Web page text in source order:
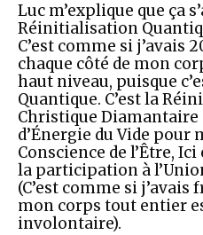
Luc m’explique que ça
Réinitialisation
C’est comme si j’avais
chaque côté de mon
haut niveau, puisque
Quantique. C’est la
Christique Diamantaire
d’Énergie du Vide pour
Conscience de l’Être,
la participation à
(C’est comme si
mon corps tout entier
involontaire).